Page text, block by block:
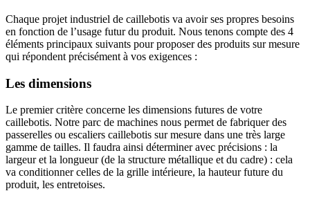
Chaque projet industriel de caillebotis va avoir ses propres besoins
en fonction de l’usage futur du produit. Nous tenons compte des 4
éléments principaux suivants pour proposer des produits sur mesure
qui répondent précisément à vos exigences :
Les dimensions
Le premier critère concerne les dimensions futures de votre
caillebotis. Notre parc de machines nous permet de fabriquer des
passerelles ou escaliers caillebotis sur mesure dans une très large
gamme de tailles. Il faudra ainsi déterminer avec précisions : la
largeur et la longueur (de la structure métallique et du cadre) : cela
va conditionner celles de la grille intérieure, la hauteur future du
produit, les entretoises.